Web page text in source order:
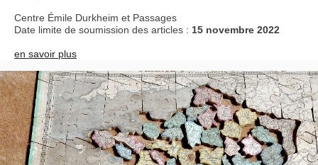
Centre Émile Durkheim et Passages
Date limite de soumission des articles : 15 novembre 2022
en savoir plus